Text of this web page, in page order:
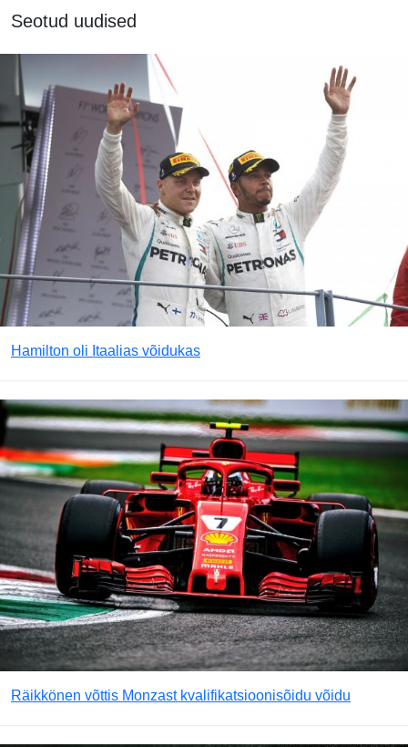
Seotud uudised
Hamilton oli Itaalias võidukas
Räikkönen võttis Monzast kvalifikatsioonisõidu võidu